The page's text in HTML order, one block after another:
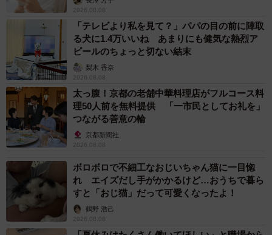
2026.08.08
「テレビより私を見て？」パパの目の前に陣取
る犬に1.4万いいね あまりにも健気な熱烈ア
ピールのちょっと切ない結末
梨木 香奈
2026.08.08
太っ腹！京都の老舗中華料理店がフルコース料
理50人前を無料提供 「一市民としてお礼を」
つながる善意の輪
京都新聞社
2026.08.08
ボロボロで不細工なおじいちゃん猫に一目惚
れ エイズだし手がかかるけど…おうちで暮ら
すと「おじ猫」だって可愛くなったよ！
鶴野 浩己
2026.08.08